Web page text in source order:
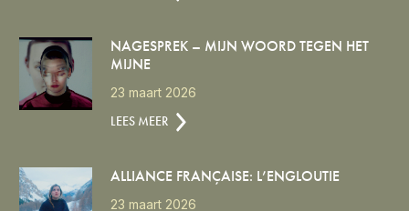
NAGESPREK – MIJN WOORD TEGEN HET
MIJNE
23 maart 2026
LEES MEER
ALLIANCE FRANÇAISE: L’ENGLOUTIE
23 maart 2026